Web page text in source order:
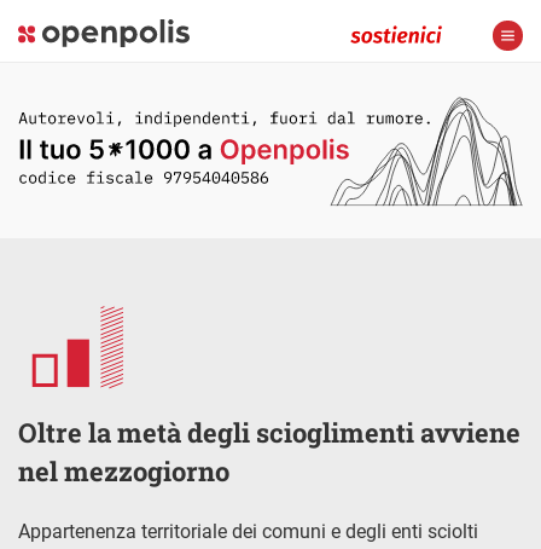
Oltre la metà degli scioglimenti avviene
nel mezzogiorno
Appartenenza territoriale dei comuni e degli enti sciolti